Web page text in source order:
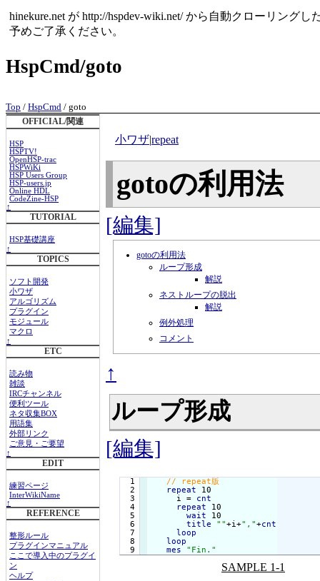
hinekure.net が http://hspdev-wiki.net/ から自動クローリング
予めご了承ください。
HspCmd/goto
Top / HspCmd / goto
OFFICIAL/関連
HSP
HSPTV!
OpenHSP-trac
HSPWiKi
HSP Users Group
HSP-users.jp
Online HDL
CodeZine-HSP
↑
TUTORIAL
HSP基礎講座
↑
TOPICS
ソフト開発
小ワザ
アルゴリズム
プラグイン
モジュール
マクロ
↑
ETC
読み物
雑談
IRCチャンネル
便利ツール
ネタ収集BOX
用語集
外部リンク
ご意見・ご要望
↑
EDIT
練習ページ
InterWikiName
↑
REFERENCE
整形ルール
プラグインマニュアル
ここで導入中のプラグイ
ン
ヘルプ
小ワザ|repeat
gotoの利用法
[編集]
gotoの利用法
ループ形成
解説
ネストループの脱出
解説
例外処理
コメント
↑
ループ形成
[編集]
  1
  2
  3
  4
  5
  6
  7
  8
repeat
10
     i =
cnt
repeat
10
wait
10
title
""+i+","+cnt
loop
loop
mes
"Fin."
SAMPLE 1-1